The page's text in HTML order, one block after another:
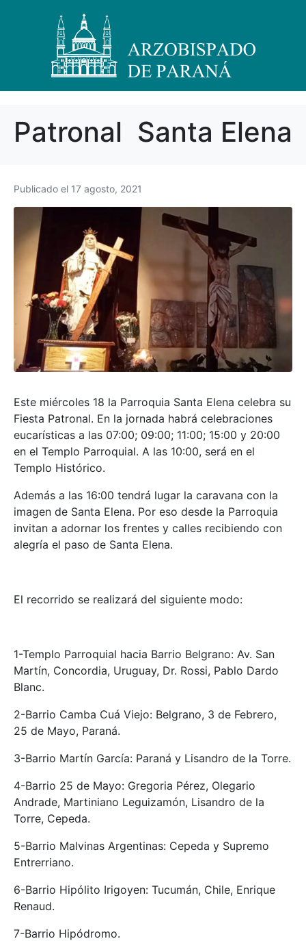
Patronal Santa Elena
Publicado el 17 agosto, 2021
Este miércoles 18 la Parroquia Santa Elena celebra su
Fiesta Patronal. En la jornada habrá celebraciones
eucarísticas a las 07:00; 09:00; 11:00; 15:00 y 20:00
en el Templo Parroquial. A las 10:00, será en el
Templo Histórico.
Además a las 16:00 tendrá lugar la caravana con la
imagen de Santa Elena. Por eso desde la Parroquia
invitan a adornar los frentes y calles recibiendo con
alegría el paso de Santa Elena.
El recorrido se realizará del siguiente modo:
1-Templo Parroquial hacia Barrio Belgrano: Av. San
Martín, Concordia, Uruguay, Dr. Rossi, Pablo Dardo
Blanc.
2-Barrio Camba Cuá Viejo: Belgrano, 3 de Febrero,
25 de Mayo, Paraná.
3-Barrio Martín García: Paraná y Lisandro de la Torre.
4-Barrio 25 de Mayo: Gregoria Pérez, Olegario
Andrade, Martiniano Leguizamón, Lisandro de la
Torre, Cepeda.
5-Barrio Malvinas Argentinas: Cepeda y Supremo
Entrerriano.
6-Barrio Hipólito Irigoyen: Tucumán, Chile, Enrique
Renaud.
7-Barrio Hipódromo.